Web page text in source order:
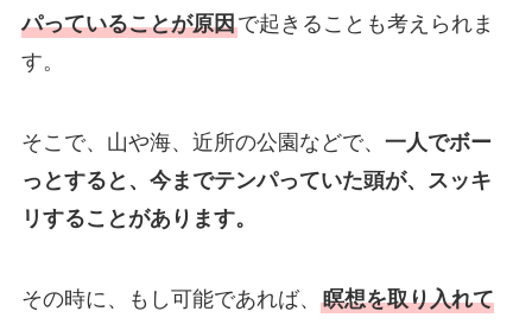
パっていることが原因で起きることも考えられま
す。
そこで、山や海、近所の公園などで、 一人でボー
っとすると、今までテンパっていた頭が、スッキ
リすることがあります。
その時に、もし可能であれば、 瞑想を取り入れて